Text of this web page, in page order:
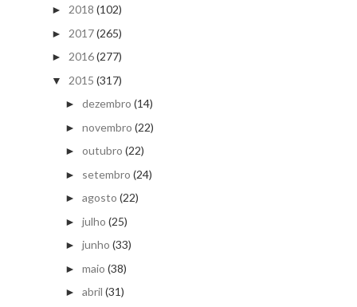
► 2018 (102)
► 2017(265)
► 2016(277)
▼ 2015 (317)
► dezembro (14)
► novembro (22)
► outubro (22)
► setembro (24)
► agosto (22)
► julho (25)
► junho (33)
► maio (38)
► abril (31)